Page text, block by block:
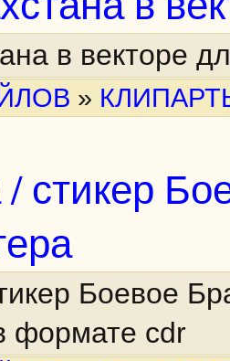
в векторе
»
стикер
Боевое
формате cdr